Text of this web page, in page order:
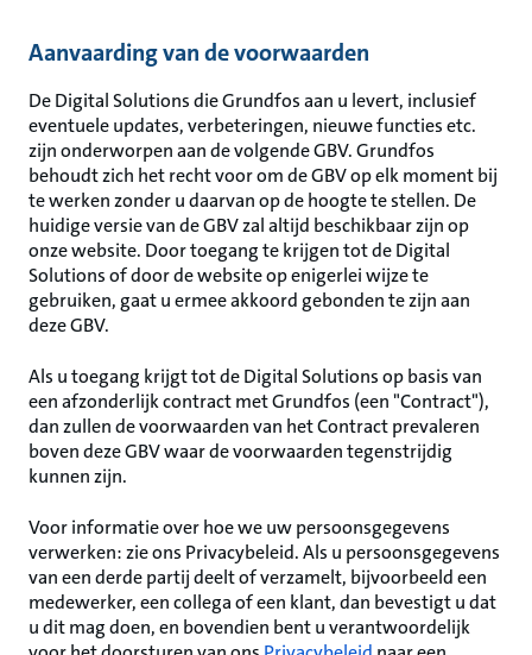
Aanvaarding van de voorwaarden
De Digital Solutions die Grundfos aan u levert, inclusief
eventuele updates, verbeteringen, nieuwe functies etc.
zijn onderworpen aan de volgende GBV. Grundfos
behoudt zich het recht voor om de GBV op elk moment bij
te werken zonder u daarvan op de hoogte te stellen. De
huidige versie van de GBV zal altijd beschikbaar zijn op
onze website. Door toegang te krijgen tot de Digital
Solutions of door de website op enigerlei wijze te
gebruiken, gaat u ermee akkoord gebonden te zijn aan
deze GBV.
Als u toegang krijgt tot de Digital Solutions op basis van
een afzonderlijk contract met Grundfos (een "Contract"),
dan zullen de voorwaarden van het Contract prevaleren
boven deze GBV waar de voorwaarden tegenstrijdig
kunnen zijn.
Voor informatie over hoe we uw persoonsgegevens
verwerken: zie ons Privacybeleid. Als u persoonsgegevens
van een derde partij deelt of verzamelt, bijvoorbeeld een
medewerker, een collega of een klant, dan bevestigt u dat
u dit mag doen, en bovendien bent u verantwoordelijk